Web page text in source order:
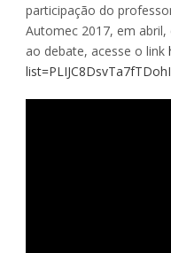
participação do
Automec 2017, em abril,
ao debate, acesse o link